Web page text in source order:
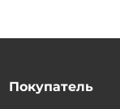
Покупатель